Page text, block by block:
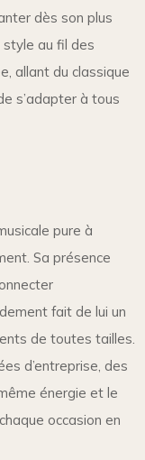
dès son plus
au fil des
allant du classique
s’adapter à tous
pure à
Sa présence
fait de lui un
de toutes tailles.
d’entreprise, des
énergie et le
occasion en